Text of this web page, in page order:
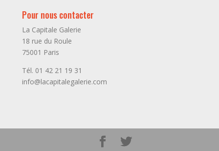
Pour nous contacter
La Capitale Galerie
18 rue du Roule
75001 Paris
Tél. 01 42 21 19 31
info@lacapitalegalerie.com